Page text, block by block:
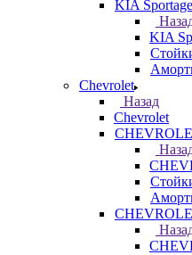
KIA
KIA
Chevrolet
Назад
Chevrolet